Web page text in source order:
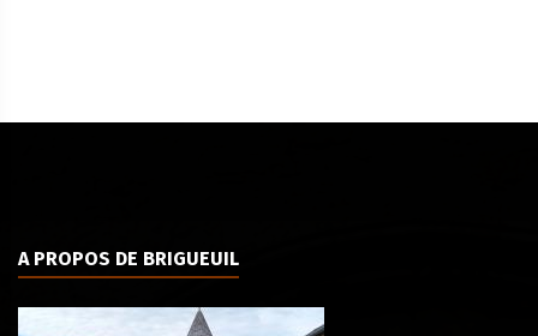
A PROPOS DE BRIGUEUIL